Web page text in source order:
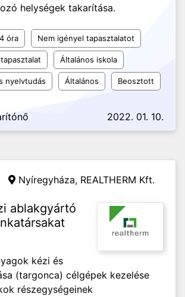
helységek takarítása.
óra Nem igényel tapasztalatot
Általános iskola
nyelvtudás Általános Beosztott
2022. 01. 10.
Nyíregyháza, REALTHERM Kft.
ablakgyártó
kézi és
(targonca) célgépek kezelése
részegységeinek